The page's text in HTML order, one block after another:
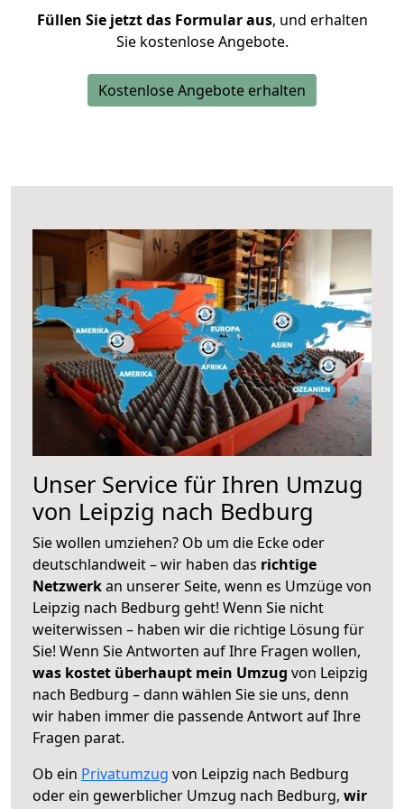
Füllen Sie jetzt das Formular aus, und erhalten
Sie kostenlose Angebote.
Kostenlose Angebote erhalten
Unser Service für Ihren Umzug
von Leipzig nach Bedburg
Sie wollen umziehen? Ob um die Ecke oder
deutschlandweit – wir haben das richtige
Netzwerkan unserer Seite, wenn es Umzüge von
Leipzig nach Bedburg geht! Wenn Sie nicht
weiterwissen – haben wir die richtige Lösung für
Sie! Wenn Sie Antworten auf Ihre Fragen wollen,
was kostet überhaupt mein Umzug von Leipzig
nach Bedburg – dann wählen Sie sie uns, denn
wir haben immer die passende Antwort auf Ihre
Fragen parat.
Ob ein Privatumzug von Leipzig nach Bedburg
oder ein gewerblicher Umzug nach Bedburg, wir